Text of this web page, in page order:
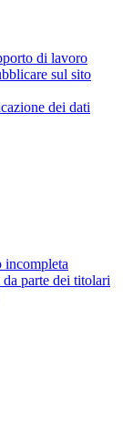
di lavoro
sul sito
dei dati
incompleta
parte dei titolari